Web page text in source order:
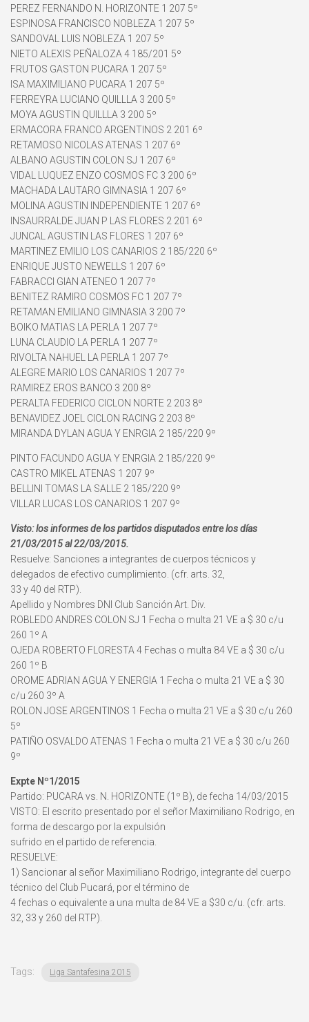
PEREZ FERNANDO N. HORIZONTE 1 207 5º
ESPINOSA FRANCISCO NOBLEZA 1 207 5º
SANDOVAL LUIS NOBLEZA 1 207 5º
NIETO ALEXIS PEÑALOZA 4 185/201 5º
FRUTOS GASTON PUCARA 1 207 5º
ISA MAXIMILIANO PUCARA 1 207 5º
FERREYRA LUCIANO QUILLLA 3 200 5º
MOYA AGUSTIN QUILLLA 3 200 5º
ERMACORA FRANCO ARGENTINOS 2 201 6º
RETAMOSO NICOLAS ATENAS 1 207 6º
ALBANO AGUSTIN COLON SJ 1 207 6º
VIDAL LUQUEZ ENZO COSMOS FC 3 200 6º
MACHADA LAUTARO GIMNASIA 1 207 6º
MOLINA AGUSTIN INDEPENDIENTE 1 207 6º
INSAURRALDE JUAN P LAS FLORES 2 201 6º
JUNCAL AGUSTIN LAS FLORES 1 207 6º
MARTINEZ EMILIO LOS CANARIOS 2 185/220 6º
ENRIQUE JUSTO NEWELLS 1 207 6º
FABRACCI GIAN ATENEO 1 207 7º
BENITEZ RAMIRO COSMOS FC 1 207 7º
RETAMAN EMILIANO GIMNASIA 3 200 7º
BOIKO MATIAS LA PERLA 1 207 7º
LUNA CLAUDIO LA PERLA 1 207 7º
RIVOLTA NAHUEL LA PERLA 1 207 7º
ALEGRE MARIO LOS CANARIOS 1 207 7º
RAMIREZ EROS BANCO 3 200 8º
PERALTA FEDERICO CICLON NORTE 2 203 8º
BENAVIDEZ JOEL CICLON RACING 2 203 8º
MIRANDA DYLAN AGUA Y ENRGIA 2 185/220 9º
PINTO FACUNDO AGUA Y ENRGIA 2 185/220 9º
CASTRO MIKEL ATENAS 1 207 9º
BELLINI TOMAS LA SALLE 2 185/220 9º
VILLAR LUCAS LOS CANARIOS 1 207 9º
Visto: los informes de los partidos disputados entre los días
21/03/2015 al 22/03/2015.
Resuelve: Sanciones a integrantes de cuerpos técnicos y
delegados de efectivo cumplimiento. (cfr. arts. 32,
33 y 40 del RTP).
Apellido y Nombres DNI Club Sanción Art. Div.
ROBLEDO ANDRES COLON SJ 1 Fecha o multa 21 VE a $ 30 c/u
260 1º A
OJEDA ROBERTO FLORESTA 4 Fechas o multa 84 VE a $ 30 c/u
260 1º B
OROME ADRIAN AGUA Y ENERGIA 1 Fecha o multa 21 VE a $ 30
c/u 260 3º A
ROLON JOSE ARGENTINOS 1 Fecha o multa 21 VE a $ 30 c/u 260
5º
PATIÑO OSVALDO ATENAS 1 Fecha o multa 21 VE a $ 30 c/u 260
9º
Expte Nº1/2015
Partido: PUCARA vs. N. HORIZONTE (1º B), de fecha 14/03/2015
VISTO: El escrito presentado por el señor Maximiliano Rodrigo, en
forma de descargo por la expulsión
sufrido en el partido de referencia.
RESUELVE:
1) Sancionar al señor Maximiliano Rodrigo, integrante del cuerpo
técnico del Club Pucará, por el término de
4 fechas o equivalente a una multa de 84 VE a $30 c/u. (cfr. arts.
32, 33 y 260 del RTP).
Tags: Liga Santafesina 2015